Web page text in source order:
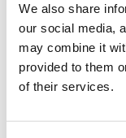
We also share
our social media,
may combine it
provided to them
of their services.
Το σεμινάριο
Β/θμιας
επιθυμούν να
Office,